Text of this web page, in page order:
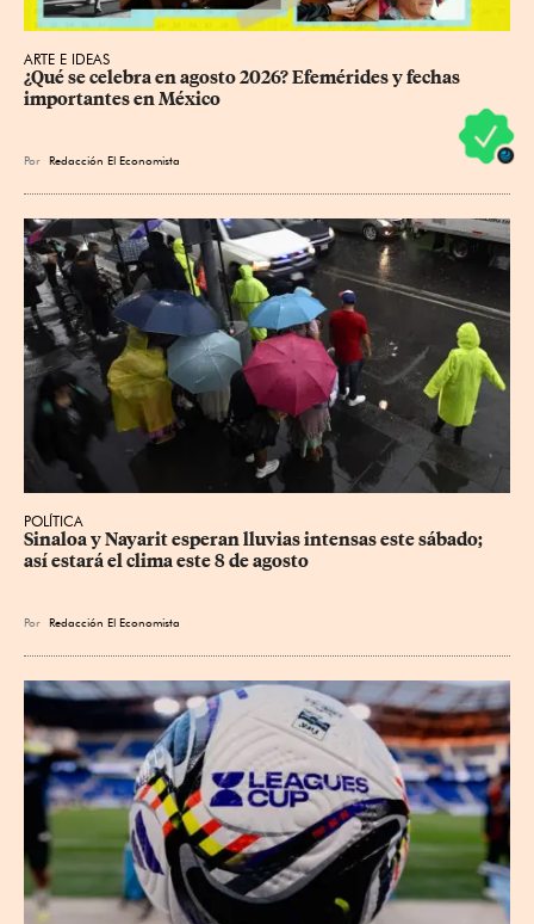
ARTE E IDEAS
¿Qué se celebra en agosto 2026? Efemérides y fechas
importantes en México
Por Redacción El Economista
POLÍTICA
Sinaloa y Nayarit esperan lluvias intensas este sábado;
así estará el clima este 8 de agosto
Por Redacción El Economista